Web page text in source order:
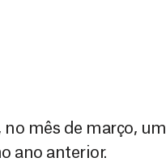
mês de março,
ano anterior.